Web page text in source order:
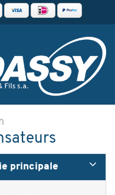
principale